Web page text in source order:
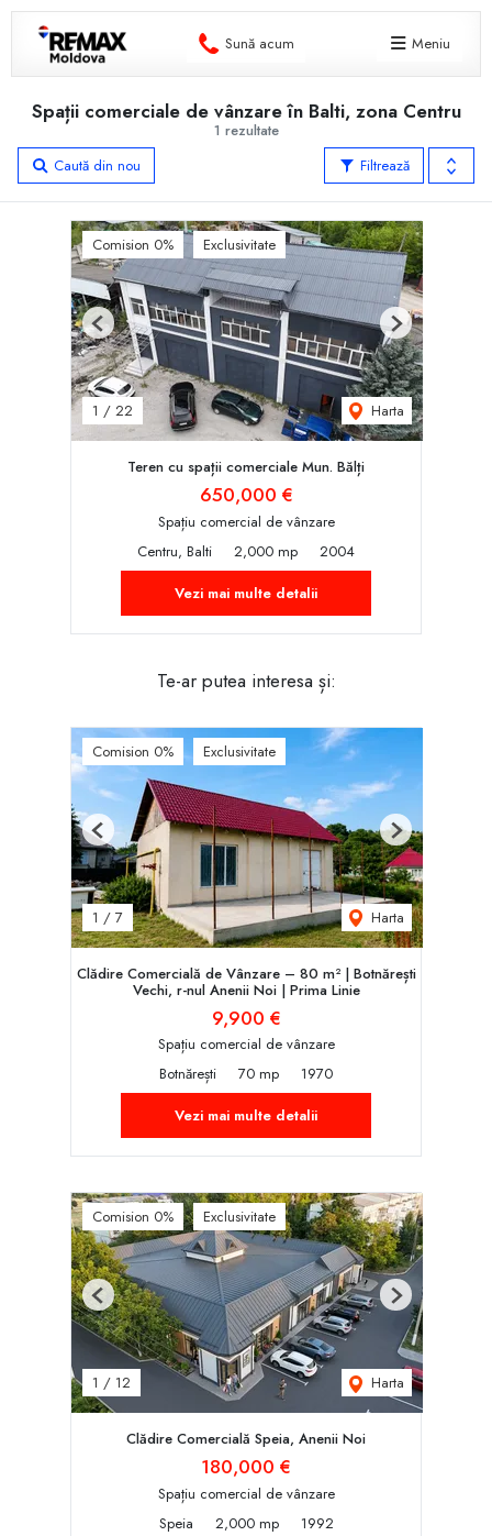
Sună acum Meniu
1 rezultate
Spații comerciale de vânzare în Balti, zona Centru
Filtrează
Caută din nou
Comision 0% Exclusivitate
1 / 22 Harta
Previous Next
Teren cu spații comerciale Mun. Bălți
650,000 €
Spațiu comercial de vânzare
Centru, Balti
2,000 mp
2004
Vezi mai multe detalii
Te-ar putea interesa și:
Comision 0% Exclusivitate
1 / 7 Harta
Previous Next
Clădire Comercială de Vânzare – 80 m² | Botnărești
Vechi, r-nul Anenii Noi | Prima Linie
9,900 €
Spațiu comercial de vânzare
Botnărești
70 mp
1970
Vezi mai multe detalii
Comision 0% Exclusivitate
1 / 12 Harta
Previous Next
Clădire Comercială Speia, Anenii Noi
180,000 €
Spațiu comercial de vânzare
Speia
2,000 mp
1992